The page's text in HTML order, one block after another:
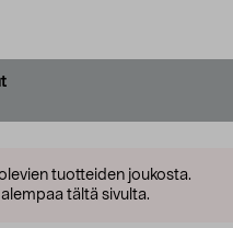
tuotteiden joukosta.
tältä sivulta.